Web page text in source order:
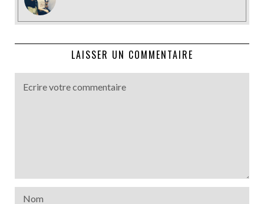
LAISSER UN COMMENTAIRE